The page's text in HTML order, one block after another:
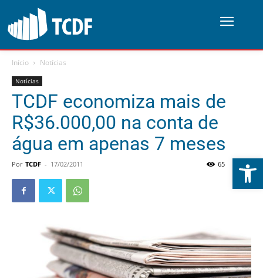
Abrir
Início Notícias
Notícias
TCDF economiza mais de
R$36.000,00 na conta de
água em apenas 7 meses
Por TCDF - 17/02/2011 0
65